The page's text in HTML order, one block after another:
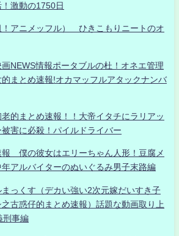
激動の1750日
！アニメッフル） ひきこもりニートのオ
NEWS情報ポータブルの杜！オネエ管理
的まとめ速報!オカマッフルアタックナンバ
的まとめ速報！！大帝イタチにラリアッ
被害に必殺！パイルドライバー
報 僕の彼女はエリーちゃん人形！豆腐メ
アルバイターのぬいぐるみ男子末路編
っくす（デカい強い2次元嫁だいすき子
古惑仔的まとめ速報）話題な動画取り上
刑事編